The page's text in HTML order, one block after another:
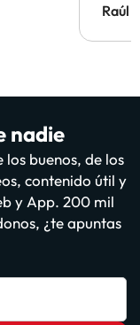
Hotel
Raúl
nadie
los buenos, de los
contenido útil y
y App. 200 mil
¿te apuntas